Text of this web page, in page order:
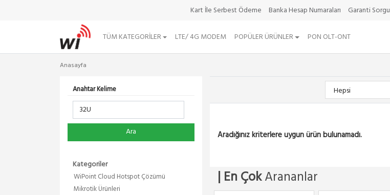
Kart İle Serbest Ödeme Banka Hesap Numaraları Garanti Sorgu
TÜM KATEGORILER LTE/ 4G MODEM POPÜLER ÜRÜNLER PON OLT-ONT
Anasayfa
Anahtar Kelime
Ara
Kategoriler
WiPoint Cloud Hotspot Çözümü
Mikrotik Ürünleri
Aradığınız kriterlere uygun ürün bulunamadı.
| En ÇokArananlar